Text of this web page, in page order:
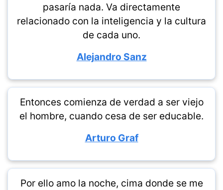
pasaría nada. Va directamente
relacionado con la inteligencia y la cultura
de cada uno.
Alejandro Sanz
Entonces comienza de verdad a ser viejo
el hombre, cuando cesa de ser educable.
Arturo Graf
Por ello amo la noche, cima donde se me